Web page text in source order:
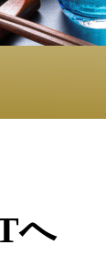
へ